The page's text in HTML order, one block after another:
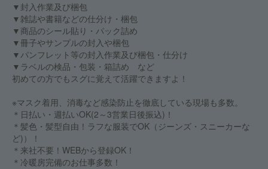
▼封入作業及び梱包
▼雑誌や書籍などの仕分け・梱包
▼商品のシール貼り・パック詰め
▼冊子やサンプルの封入や梱包
▼パンフレット等の封入作業及び梱包・仕分け
▼ラベルの検品・包装・箱詰め など
初めての方でもスグに覚えて活躍できますよ！
※マスク着用、消毒など感染防止を徹底している現場も多数。
＊日払い・週払いOK(2～3営業日後振込)！
＊髪色・髪型自由！ラフな服装でOK（ジーンズ・スニーカーな
ど)）！
＊来社不要！WEBから登録OK！
＊冷暖房完備のお仕事多数！